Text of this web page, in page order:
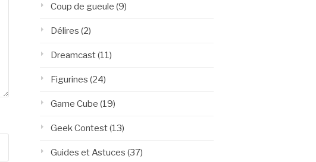
Coup de gueule (9)
Délires (2)
Dreamcast(11)
Figurines (24)
Game Cube (19)
Geek Contest(13)
Guides et Astuces (37)